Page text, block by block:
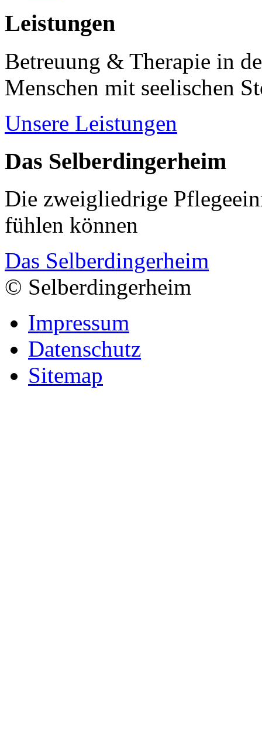
Leistungen
Betreuung & Therapie in
Menschen mit seelischen
Unsere Leistungen
Das Selberdingerheim
Die zweigliedrige
fühlen können
Das Selberdingerheim
© Selberdingerheim
Impressum
Datenschutz
Sitemap